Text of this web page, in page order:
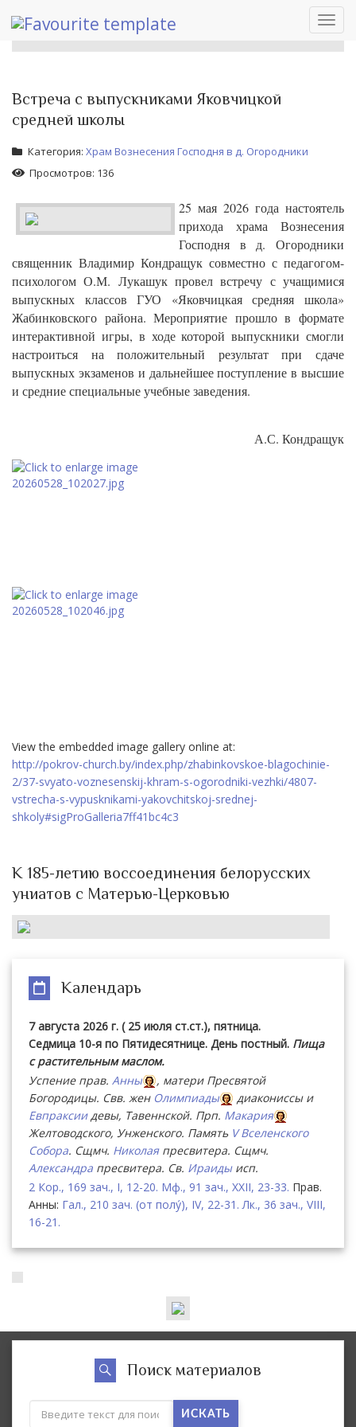
Встреча с выпускниками Яковчицкой
средней школы
Категория: Храм Вознесения Господня в д. Огородники
Просмотров: 136
25 мая 2026 года настоятель
прихода храма Вознесения
Господня в д. Огородники
священник Владимир Кондращук совместно с педагогом-
психологом О.М. Лукашук провел встречу с учащимися
выпускных классов ГУО «Яковчицкая средняя школа»
Жабинковского района. Мероприятие прошло в формате
интерактивной игры, в ходе которой выпускники смогли
настроиться на положительный результат при сдаче
выпускных экзаменов и дальнейшее поступление в высшие
и средние специальные учебные заведения.
А.С. Кондращук
View the embedded image gallery online at:
http://pokrov-church.by/index.php/zhabinkovskoe-blagochinie-
2/37-svyato-voznesenskij-khram-s-ogorodniki-vezhki/4807-
vstrecha-s-vypusknikami-yakovchitskoj-srednej-
shkoly#sigProGalleria7ff41bc4c3
К 185-летию воссоединения белорусских
униатов с Матерью-Церковью
Календарь
7 августа 2026 г. ( 25 июля ст.ст.), пятница.
Седмица 10-я по Пятидесятнице. День постный. Пища
с растительным маслом.
Успение прав. Анны
, матери Пресвятой
Богородицы. Свв. жен Олимпиады
диакониссы и
Евпраксиидевы, Тавеннской. Прп. Макария
Желтоводского, Унженского. Память V Вселенского
Собора. Сщмч. Николаяпресвитера. Сщмч.
Александра пресвитера. Св. Ираидыисп.
2 Кор., 169 зач., I, 12-20. Мф., 91 зач., XXII, 23-33. Прав.
Анны: Гал., 210 зач. (от полу́), IV, 22-31. Лк., 36 зач., VIII,
16-21.
Поиск материалов
ИСКАТЬ